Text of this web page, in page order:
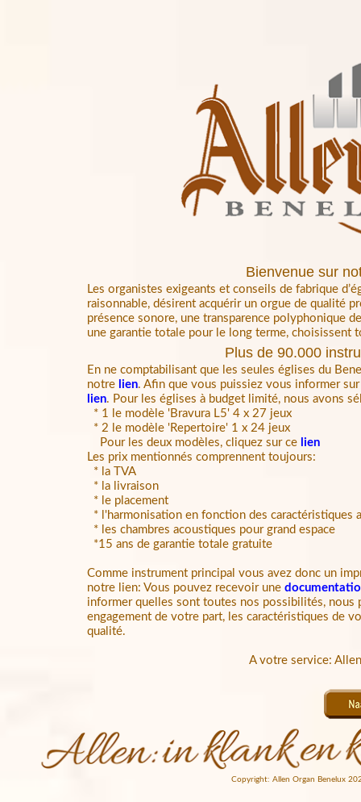
Bienvenue sur
Les organistes exigeants et conseils de fabrique
raisonnable, désirent acquérir un orgue de qualité
présence sonore, une transparence polyphonique
une garantie totale pour le long terme, choisissent
Plus de 90.000
En ne comptabilisant que les seules églises du
notre lien. Afin que vous puissiez vous informer
lien. Pour les églises à budget limité, nous avons
* 1 le modèle 'Bravura L5' 4 x 27 jeux
* 2 le modèle 'Repertoire' 1 x 24 jeux
Pour les deux modèles, cliquez sur ce lien
Les prix mentionnés comprennent toujours:
* la TVA
* la livraison
* le placement
* l'harmonisation en fonction des caractéristiques
* les chambres acoustiques pour grand espace
*15 ans de garantie totale gratuite
Comme instrument principal vous avez donc un
notre lien: Vous pouvez recevoir une
informer quelles sont toutes nos possibilités, nous
engagement de votre part, les caractéristiques de
qualité.
A votre service:
Copyright: Allen Organ Benelux